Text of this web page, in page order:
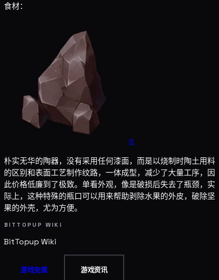
食材：
8
朴实无华的陶器，没有采用任何漆面，而是以烧制时陶土用料
的区别和表面工艺制作纹路，一体成型，减少了大量工序，因
此价格低廉到了极致。单看外观，像是破损后失去了瓶颈，实
际上，这种特殊的瓶口可以用来帮助剥除水果的外皮，破除坚
果的外壳，尤为方便。
BITTOPUP WIKI
BitTopup Wiki
游戏充值 游戏资讯